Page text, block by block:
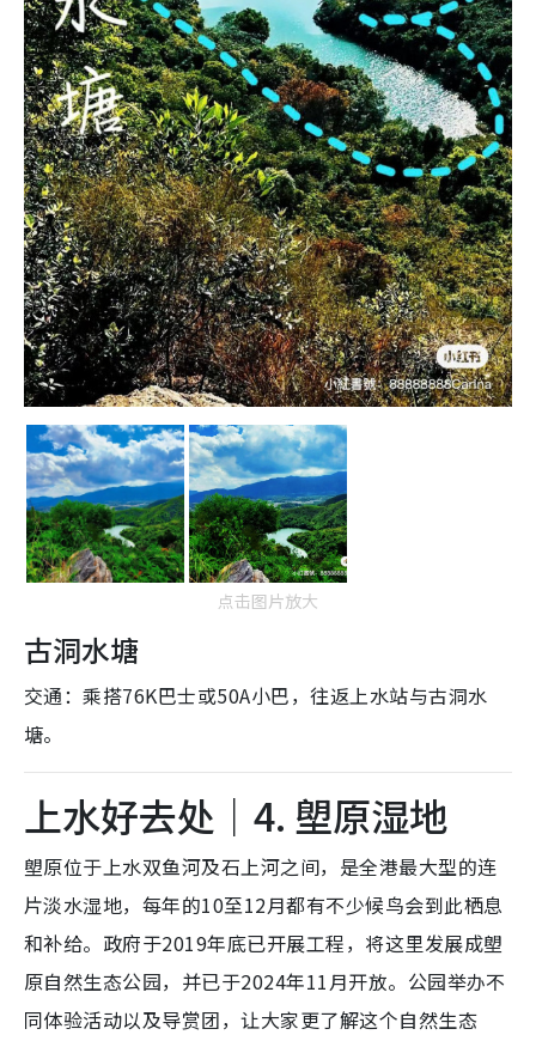
点击图片放大
古洞水塘
交通：乘搭76K巴士或50A小巴，往返上水站与古洞水
塘。
上水好去处｜4. 塱原湿地
塱原位于上水双鱼河及石上河之间，是全港最大型的连
片淡水湿地，每年的10至12月都有不少候鸟会到此栖息
和补给。政府于2019年底已开展工程，将这里发展成塱
原自然生态公园，并已于2024年11月开放。公园举办不
同体验活动以及导赏团，让大家更了解这个自然生态